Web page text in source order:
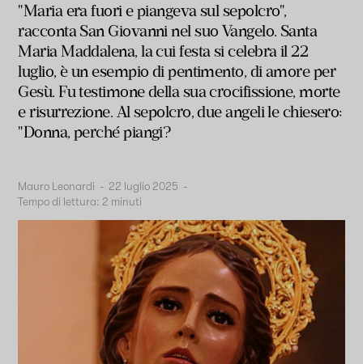
"Maria era fuori e piangeva sul sepolcro",
racconta San Giovanni nel suo Vangelo. Santa
Maria Maddalena, la cui festa si celebra il 22
luglio, è un esempio di pentimento, di amore per
Gesù. Fu testimone della sua crocifissione, morte
e risurrezione. Al sepolcro, due angeli le chiesero:
"Donna, perché piangi?
Mauro Leonardi - 22 luglio 2025 -
Tempo di lettura: 2 minuti